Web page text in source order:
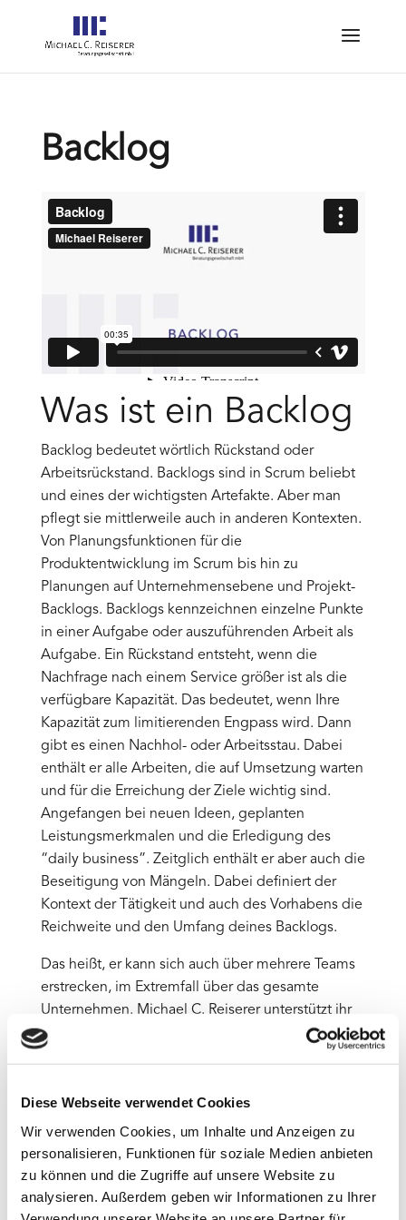
Diese Webseite verwendet Cookies
Wir verwenden Cookies, um Inhalte und Anzeigen zu
personalisieren, Funktionen für soziale Medien anbieten
zu können und die Zugriffe auf unsere Website zu
analysieren. Außerdem geben wir Informationen zu Ihrer
Backlog
Was ist ein Backlog
Backlog bedeutet wörtlich Rückstand oder
Arbeitsrückstand. Backlogs sind in Scrum beliebt
und eines der wichtigsten Artefakte. Aber man
pflegt sie mittlerweile auch in anderen Kontexten.
Von Planungsfunktionen für die
Produktentwicklung im Scrum bis hin zu
Planungen auf Unternehmensebene und Projekt-
Backlogs. Backlogs kennzeichnen einzelne Punkte
in einer Aufgabe oder auszuführenden Arbeit als
Aufgabe. Ein Rückstand entsteht, wenn die
Nachfrage nach einem Service größer ist als die
verfügbare Kapazität. Das bedeutet, wenn Ihre
Kapazität zum limitierenden Engpass wird. Dann
gibt es einen Nachhol- oder Arbeitsstau. Dabei
enthält er alle Arbeiten, die auf Umsetzung warten
und für die Erreichung der Ziele wichtig sind.
Angefangen bei neuen Ideen, geplanten
Leistungsmerkmalen und die Erledigung des
“daily business”. Zeitglich enthält er aber auch die
Beseitigung von Mängeln. Dabei definiert der
Kontext der Tätigkeit und auch des Vorhabens die
Reichweite und den Umfang deines Backlogs.
Das heißt, er kann sich auch über mehrere Teams
erstrecken, im Extremfall über das gesamte
Unternehmen. Michael C. Reiserer unterstützt ihr
Unternehmen bei der Digitalisierung. Vom
Informationen nehmen Sie Kontakt auf zu Michael
C. Reiserer.
Gute und schlechte Backlogs
Schlechte Backlogs sind unsichtbar und kann man
nicht verwalten. So landete zu viel Arbeit in der